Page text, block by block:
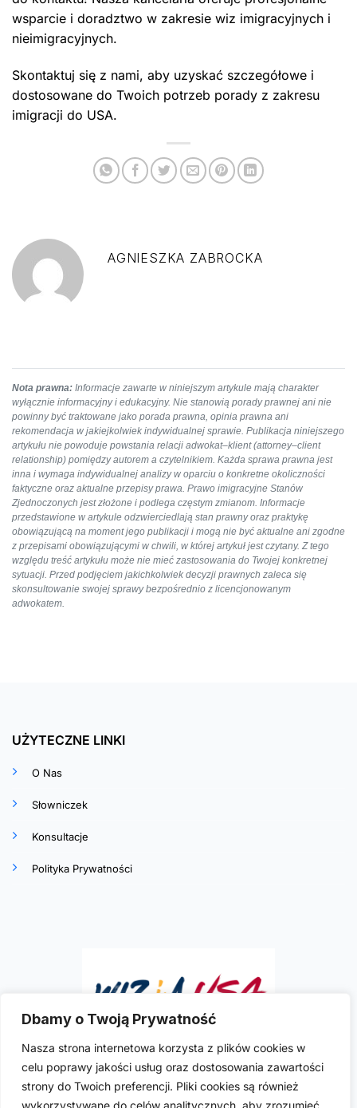
Dbamy o Twoją Prywatność
Nasza strona internetowa korzysta z plików cookies w
celu poprawy jakości usług oraz dostosowania zawartości
strony do Twoich preferencji. Pliki cookies są również
wykorzystywane do celów analitycznych, aby zrozumieć,
wsparcie i doradztwo w zakresie wiz imigracyjnych i
nieimigracyjnych.
Skontaktuj się z nami, aby uzyskać szczegółowe i
dostosowane do Twoich potrzeb porady z zakresu
imigracji do USA.
AGNIESZKA ZABROCKA
Nota prawna: Informacje zawarte w niniejszym artykule mają charakter
wyłącznie informacyjny i edukacyjny. Nie stanowią porady prawnej ani nie
powinny być traktowane jako porada prawna, opinia prawna ani
rekomendacja w jakiejkolwiek indywidualnej sprawie. Publikacja niniejszego
artykułu nie powoduje powstania relacji adwokat–klient (attorney–client
relationship) pomiędzy autorem a czytelnikiem. Każda sprawa prawna jest
inna i wymaga indywidualnej analizy w oparciu o konkretne okoliczności
faktyczne oraz aktualne przepisy prawa. Prawo imigracyjne Stanów
Zjednoczonych jest złożone i podlega częstym zmianom. Informacje
przedstawione w artykule odzwierciedlają stan prawny oraz praktykę
obowiązującą na moment jego publikacji i mogą nie być aktualne ani zgodne
z przepisami obowiązującymi w chwili, w której artykuł jest czytany. Z tego
względu treść artykułu może nie mieć zastosowania do Twojej konkretnej
sytuacji. Przed podjęciem jakichkolwiek decyzji prawnych zaleca się
skonsultowanie swojej sprawy bezpośrednio z licencjonowanym
adwokatem.
UŻYTECZNE LINKI
O Nas
Słowniczek
Konsultacje
Polityka Prywatności
Ilona R. Szymkowiczto doświadczona i
wykwalifikowana polska prawniczka imigracyjna